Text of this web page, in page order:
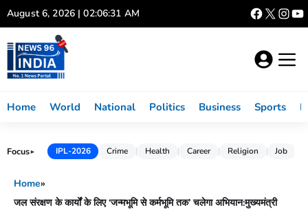
Skip
to
content
August 6, 2026 | 02:06:32 AM
Home World National Politics Business Sports
Focus► IPL-2026 Crime Health Career Religion Job
Home»
जल संरक्षण के कार्यों के लिए ‘जन्मभूमि से कर्मभूमि तक’ चलेगा अभियान:मुख्यमंत्री